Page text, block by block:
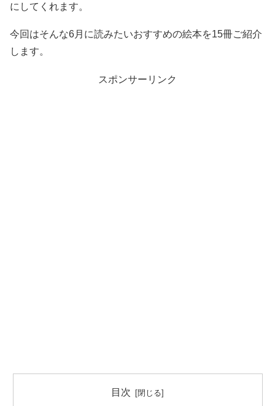
にしてくれます。
今回はそんな6月に読みたいおすすめの絵本を15冊ご紹介
します。
スポンサーリンク
目次